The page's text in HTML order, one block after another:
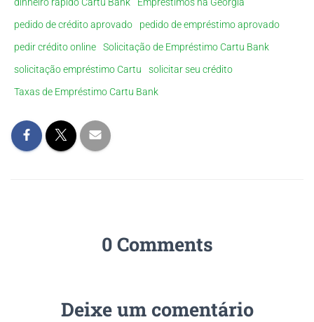
pedido de crédito aprovado
pedido de empréstimo aprovado
pedir crédito online
Solicitação de Empréstimo Cartu Bank
solicitação empréstimo Cartu
solicitar seu crédito
Taxas de Empréstimo Cartu Bank
0 Comments
Deixe um comentário